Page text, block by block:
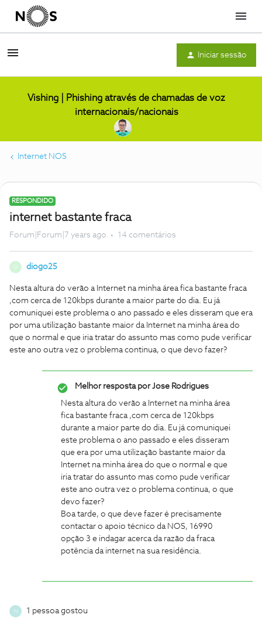
Menu
Iniciar sessão
Vishing | Phishing através de chamadas de voz
internacionais/nacionais
Internet NOS
RESPONDIDO
internet bastante fraca
Forum|Forum|7 years ago 14 comentários
diogo25
Nesta altura do verão a Internet na minha área fica bastante fraca
,com cerca de 120kbps durante a maior parte do dia. Eu já
comuniquei este problema o ano passado e eles disseram que era
por uma utilização bastante maior da Internet na minha área do
que o normal e que iria tratar do assunto mas como pude verificar
este ano outra vez o problema continua, o que devo fazer?
Melhor resposta porJose Rodrigues
Nesta altura do verão a Internet na minha área
fica bastante fraca ,com cerca de 120kbps
durante a maior parte do dia. Eu já comuniquei
este problema o ano passado e eles disseram
que era por uma utilização bastante maior da
Internet na minha área do que o normal e que
iria tratar do assunto mas como pude verificar
este ano outra vez o problema continua, o que
devo fazer?
Boa tarde, o que deve fazer é precisamente
contactar o apoio técnico da NOS, 16990
opção 3 e indagar acerca da razão da fraca
potência da internet na sua residência.
N 1 pessoa gostou